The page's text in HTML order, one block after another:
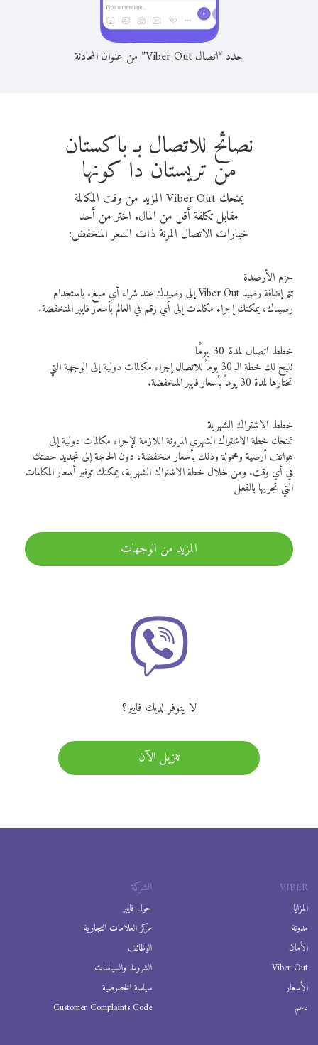
حدد “اتصال Viber Out” من عنوان المحادثة
نصائح للاتصال بـ باكستان
من تريستان دا كونها
يمنحك Viber Out المزيد من وقت المكالمة
مقابل تكلفة أقل من المال. اختر من أحد
خيارات الاتصال المرنة ذات السعر المنخفض:
حزم الأرصدة
تتم إضافة رصيد Viber Out إلى رصيدك عند شراء أي مبلغ. باستخدام
رصيدك، يمكنك إجراء مكالمات إلى أي رقم في العالم بأسعار فايبر المنخفضة.
خطط اتصال لمدة 30 يومًا
تتيح لك خطة الـ 30 يوماً للاتصال إجراء مكالمات دولية إلى الوجهة التي
تختارها لمدة 30 يوماً بأسعار فايبر المنخفضة.
خطط الاشتراك الشهرية
تمنحك خطة الاشتراك الشهري المرونة اللازمة لإجراء مكالمات دولية إلى
هواتف أرضية ومحمولة وذلك بأسعار منخفضة، دون الحاجة إلى تجديد خطتك
في أي وقت. ومن خلال خطة الاشتراك الشهرية، يمكنك توفير أسعار المكالمات
التي تجريها بالفعل
المزيد من الوجهات
لا يتوفر لديك فايبر؟
تنزيل الآن
VIBER
المزايا
مدونة
الأمان
Viber Out
الأسعار
دعم
الشركة
حول فايبر
مركز العلامات التجارية
الوظائف
الشروط والسياسات
سياسة الخصوصية
Customer Complaints Code